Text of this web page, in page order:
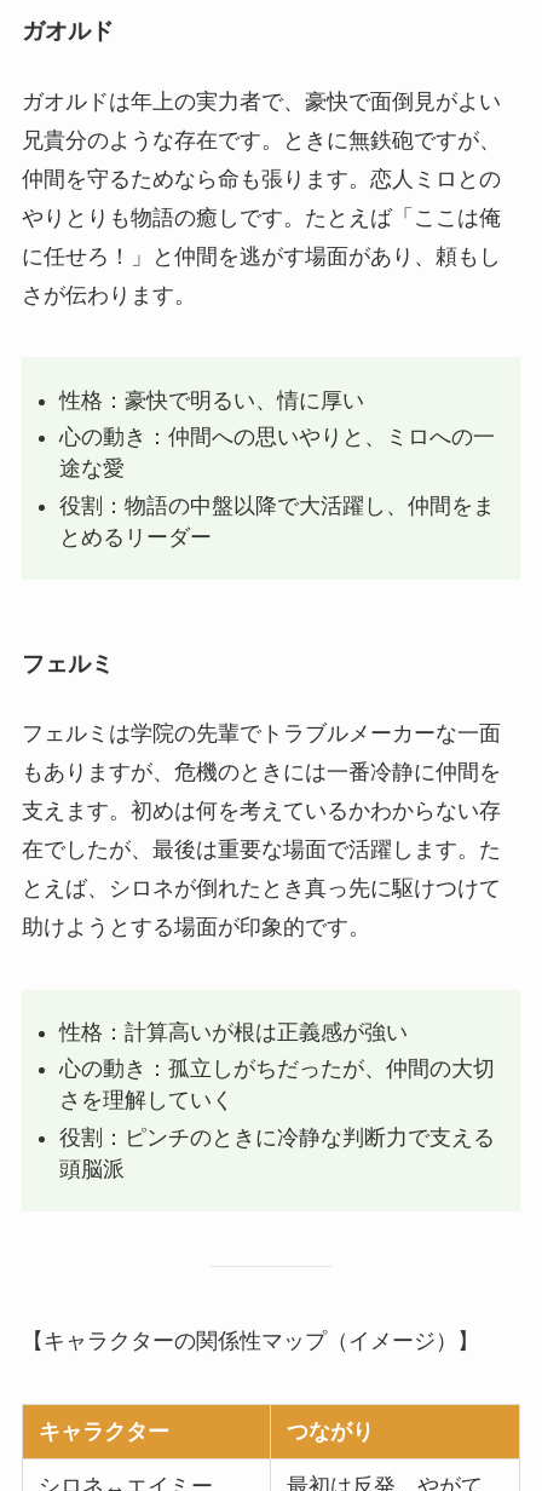
ガオルド
ガオルドは年上の実力者で、豪快で面倒見がよい
兄貴分のような存在です。ときに無鉄砲ですが、
仲間を守るためなら命も張ります。恋人ミロとの
やりとりも物語の癒しです。たとえば「ここは俺
に任せろ！」と仲間を逃がす場面があり、頼もし
さが伝わります。
性格：豪快で明るい、情に厚い
心の動き：仲間への思いやりと、ミロへの一
途な愛
役割：物語の中盤以降で大活躍し、仲間をま
とめるリーダー
フェルミ
フェルミは学院の先輩でトラブルメーカーな一面
もありますが、危機のときには一番冷静に仲間を
支えます。初めは何を考えているかわからない存
在でしたが、最後は重要な場面で活躍します。た
とえば、シロネが倒れたとき真っ先に駆けつけて
助けようとする場面が印象的です。
性格：計算高いが根は正義感が強い
心の動き：孤立しがちだったが、仲間の大切
さを理解していく
役割：ピンチのときに冷静な判断力で支える
頭脳派
【キャラクターの関係性マップ（イメージ）】
キャラクター つながり
シロネ↔エイミー
最初は反発、やがて